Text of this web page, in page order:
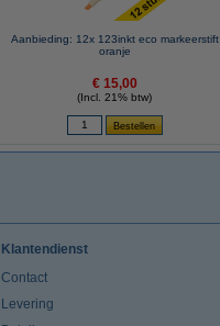
Aanbieding: 12x 123inkt eco markeerstift
oranje
€ 15,00
(Incl. 21% btw)
Klantendienst
Contact
Levering